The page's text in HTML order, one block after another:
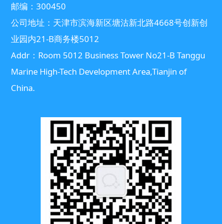
邮编：300450
公司地址：天津市滨海新区塘沽新北路4668号创新创
业园内21-B商务楼5012
Addr：Room 5012 Business Tower No21-B Tanggu
Marine High-Tech Development Area,Tianjin of
China.